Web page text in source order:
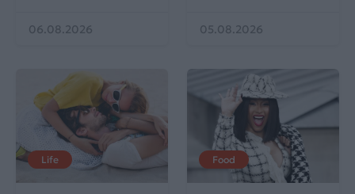
06.08.2026 05.08.2026
Life Food